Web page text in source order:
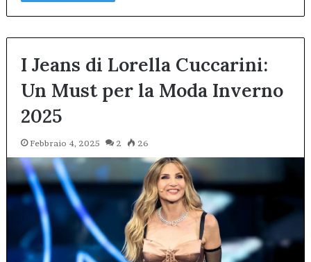
I Jeans di Lorella Cuccarini:
Un Must per la Moda Inverno
2025
Febbraio 4, 2025 2 26